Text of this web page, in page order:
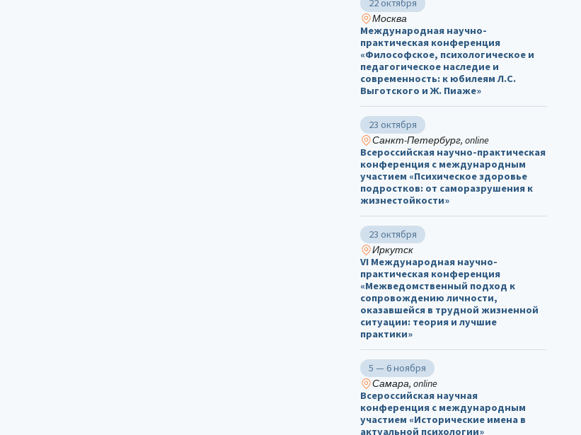
22 октября
Москва
Международная научно-
практическая конференция
«Философское, психологическое и
педагогическое наследие и
современность: к юбилеям Л.С.
Выготского и Ж. Пиаже»
23 октября
Санкт-Петербург, online
Всероссийская научно-практическая
конференция с международным
участием «Психическое здоровье
подростков: от саморазрушения к
жизнестойкости»
23 октября
Иркутск
VI Международная научно-
практическая конференция
«Межведомственный подход к
сопровождению личности,
оказавшейся в трудной жизненной
ситуации: теория и лучшие
практики»
5 — 6 ноября
Самара, online
Всероссийская научная
конференция с международным
участием «Исторические имена в
актуальной психологии»